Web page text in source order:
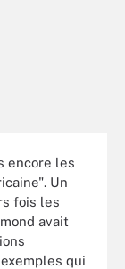
encore les
Un
fois les
avait
exemples qui